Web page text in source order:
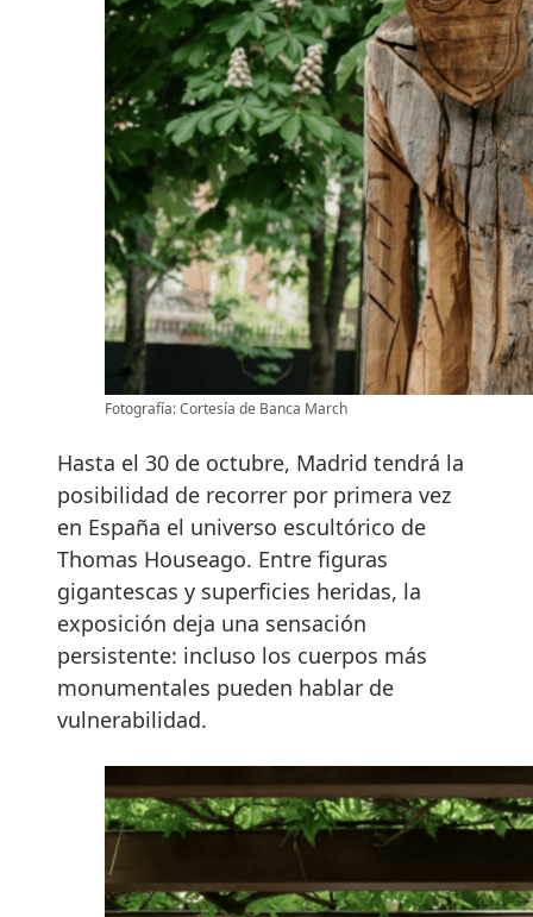
Fotografía: Cortesía de Banca March
Hasta el 30 de octubre, Madrid tendrá la
posibilidad de recorrer por primera vez
en España el universo escultórico de
Thomas Houseago. Entre figuras
gigantescas y superficies heridas, la
exposición deja una sensación
persistente: incluso los cuerpos más
monumentales pueden hablar de
vulnerabilidad.